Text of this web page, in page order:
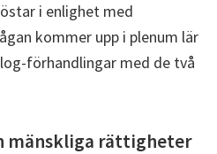
i enlighet med
kommer upp i plenum lär
förhandlingar med de två
mänskliga rättigheter